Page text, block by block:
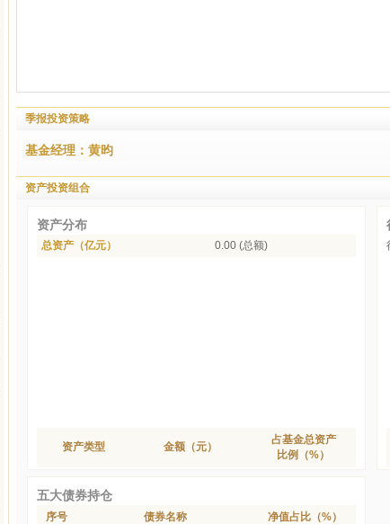
季报投资策略
基金经理：黄昀
资产投资组合
资产分布
总资产（亿元） 0.00 (总额)
资产类型 金额（元）
占基金总资产
比例（%）
五大债券持仓
序号 债券名称 净值占比（%）